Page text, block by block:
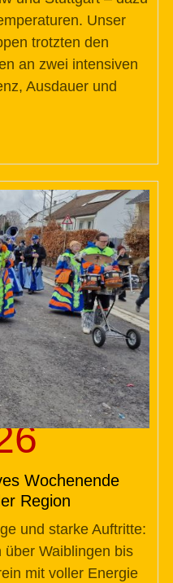
Unser
trotzten den
an zwei intensiven
Ausdauer und
Wochenende
Region
und starke Auftritte:
Waiblingen bis
mit voller Energie